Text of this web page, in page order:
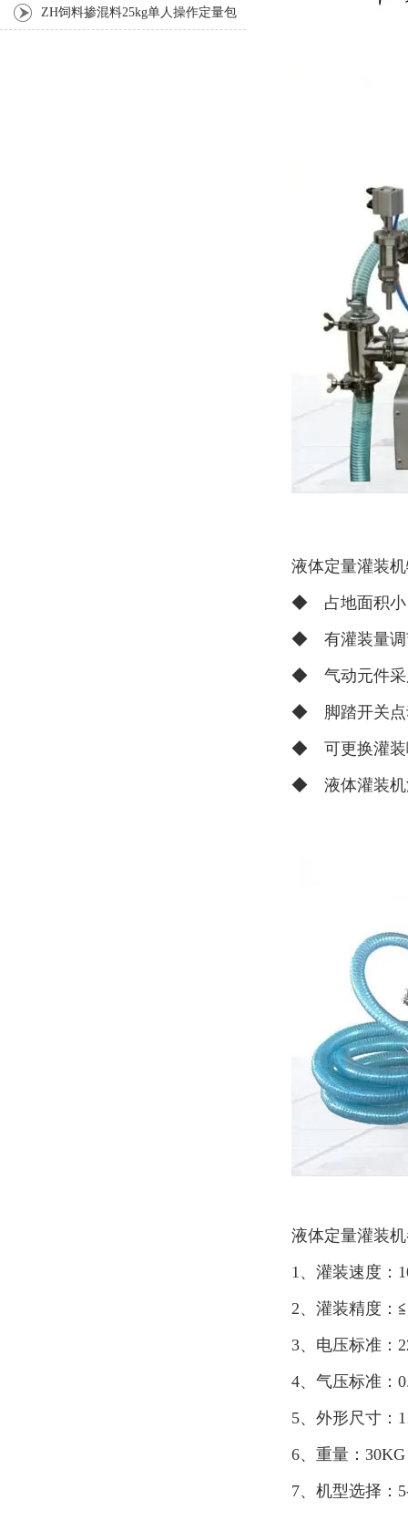
液体定量灌装
◆ 占地面积小
◆ 有灌装量调
◆ 气动元件采
◆ 脚踏开关点
◆ 可更换灌装
◆ 液体灌装机
液体定量灌装
1、灌装速度：
2、灌装精度：
3、电压标准：
4、气压标准：
5、外形尺寸：
6、重量：30KG
7、机型选择：
装机 ZH饲料掺混料25kg单人操作定量包